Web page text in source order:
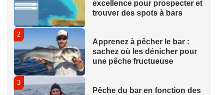
excellence pour prospecter et
trouver des spots à bars
2
Apprenez à pêcher le bar :
sachez où les dénicher pour
une pêche fructueuse
3
Pêche du bar en fonction des